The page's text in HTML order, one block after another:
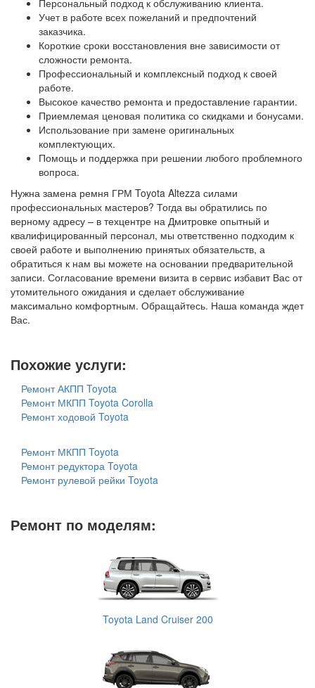
Персональный подход к обслуживанию клиента.
Учет в работе всех пожеланий и предпочтений
заказчика.
Короткие сроки восстановления вне зависимости от
сложности ремонта.
Профессиональный и комплексный подход к своей
работе.
Высокое качество ремонта и предоставление гарантии.
Приемлемая ценовая политика со скидками и бонусами.
Использование при замене оригинальных
комплектующих.
Помощь и поддержка при решении любого проблемного
вопроса.
Нужна замена ремня ГРМ Toyota Altezza силами
профессиональных мастеров? Тогда вы обратились по
верному адресу – в техцентре на Дмитровке опытный и
квалифицированный персонал, мы ответственно подходим к
своей работе и выполнению принятых обязательств, а
обратиться к нам вы можете на основании предварительной
записи. Согласование времени визита в сервис избавит Вас от
утомительного ожидания и сделает обслуживание
максимально комфортным. Обращайтесь. Наша команда ждет
Вас.
Похожие услуги:
Ремонт АКПП Toyota
Ремонт МКПП Toyota Corolla
Ремонт ходовой Toyota
Ремонт МКПП Toyota
Ремонт редуктора Toyota
Ремонт рулевой рейки Toyota
Ремонт по моделям:
Toyota Land Cruiser 200